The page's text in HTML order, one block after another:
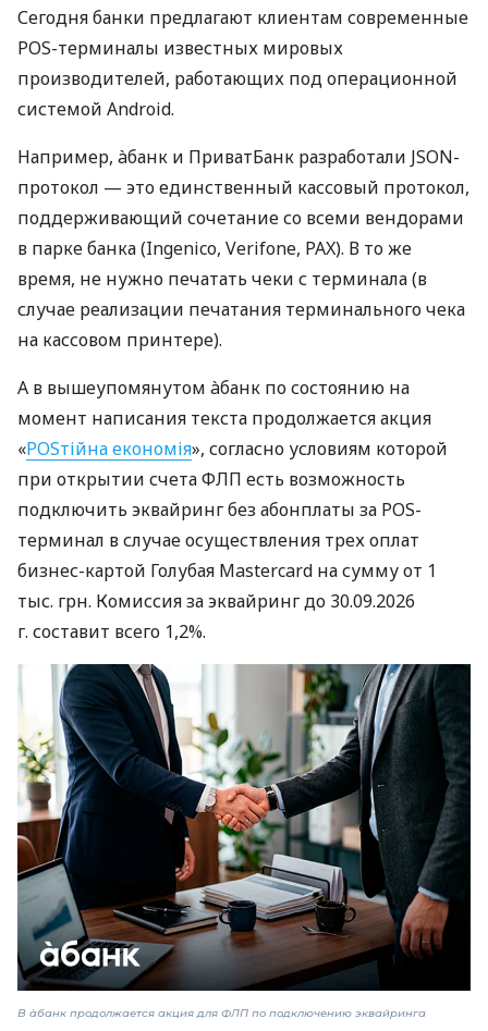
Сегодня банки предлагают клиентам современные
POS-терминалы известных мировых
производителей, работающих под операционной
системой Android.
Например, àбанк и ПриватБанк разработали JSON-
протокол — это единственный кассовый протокол,
поддерживающий сочетание со всеми вендорами
в парке банка (Ingenico, Verifone, PAX). В то же
время, не нужно печатать чеки с терминала (в
случае реализации печатания терминального чека
на кассовом принтере).
А в вышеупомянутом àбанк по состоянию на
момент написания текста продолжается акция
«POSтійна економія», согласно условиям которой
при открытии счета ФЛП есть возможность
подключить эквайринг без абонплаты за POS-
терминал в случае осуществления трех оплат
бизнес-картой Голубая Mastercard на сумму от 1
тыс. грн. Комиссия за эквайринг до 30.09.2026
г. составит всего 1,2%.
В àбанк продолжается акция для ФЛП по подключению эквайринга